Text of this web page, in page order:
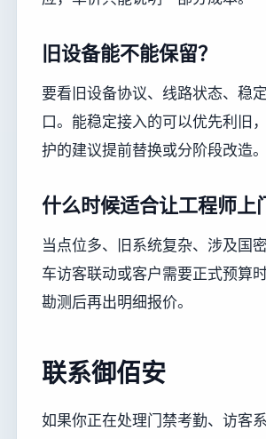
旧设备能不能保留？
要看旧设备协议、线路状态、稳
口。能稳定接入的可以优先利旧
护的建议提前替换或分阶段改造。
什么时候适合让工程师上
当点位多、旧系统复杂、涉及国
车访客联动或客户需要正式预算
勘测后再出明细报价。
联系御佰安
如果你正在处理门禁考勤、访客